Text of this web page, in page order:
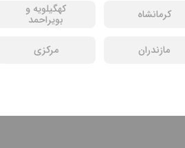
کرمانشاه کهگیلویه و
بویراحمد
مازندران مرکزی